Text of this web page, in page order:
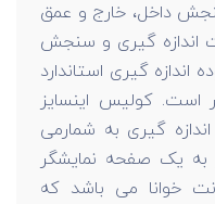
سنجش داخل، خارج و عمق
اندازه گیری و سنجش
اندازه گیری استاندارد
سانتی متر است. کولیس اینسایز
گیری به شمارمی
به یک صفحه نمایشگر
خوانا می باشد که